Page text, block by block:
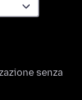
senza